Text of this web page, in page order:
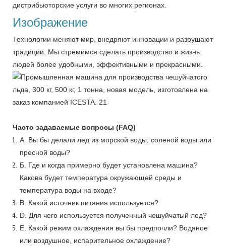
дистрибьюторские услуги во многих регионах.
Изображение
Технологии меняют мир, внедряют инновации и разрушают
традиции. Мы стремимся сделать производство и жизнь
людей более удобными, эффективными и прекрасными.
Часто задаваемые вопросы (FAQ)
А. Вы бы делали лед из морской воды, соленой воды или
пресной воды?
Б. Где и когда примерно будет установлена ​​машина?
Какова будет температура окружающей среды и
температура воды на входе?
В. Какой источник питания используется?
D. Для чего используется полученный чешуйчатый лед?
Е. Какой режим охлаждения вы бы предпочли? Водяное
или воздушное, испарительное охлаждение?